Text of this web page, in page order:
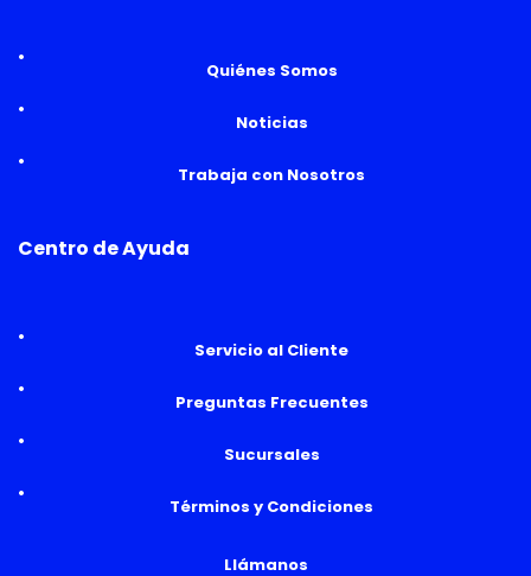
Quiénes Somos
Noticias
Trabaja con Nosotros
Centro de Ayuda
Servicio al Cliente
Preguntas Frecuentes
Sucursales
Términos y Condiciones
Llámanos